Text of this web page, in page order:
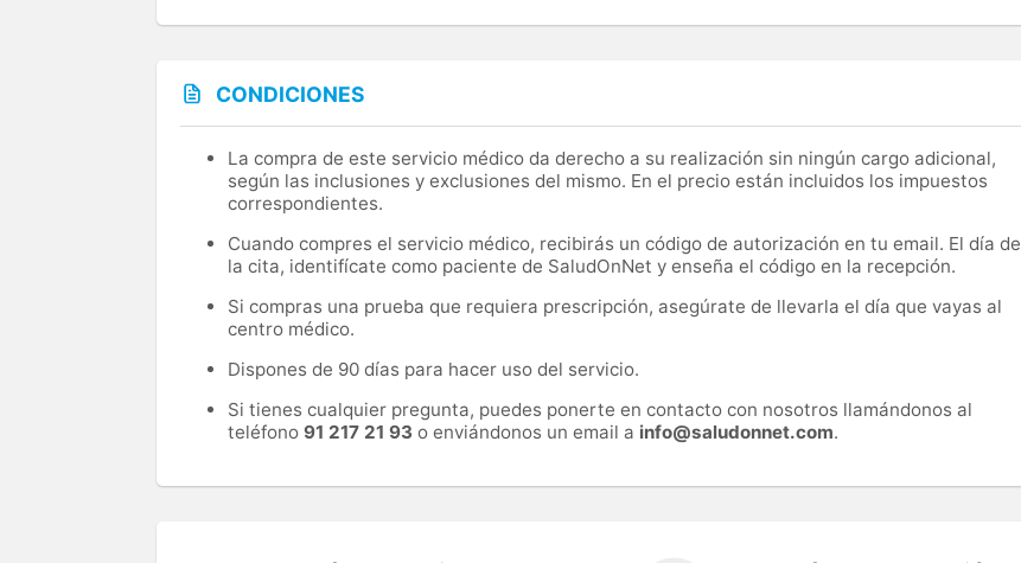
CONDICIONES
La compra de este servicio médico da derecho a su realización sin ningún cargo adicional,
según las inclusiones y exclusiones del mismo. En el precio están incluidos los impuestos
correspondientes.
Cuando compres el servicio médico, recibirás un código de autorización en tu email. El día de
la cita, identifícate como paciente de SaludOnNet y enseña el código en la recepción.
Si compras una prueba que requiera prescripción, asegúrate de llevarla el día que vayas al
centro médico.
Dispones de 90 días para hacer uso del servicio.
Si tienes cualquier pregunta, puedes ponerte en contacto con nosotros llamándonos al
teléfono 91 217 21 93 o enviándonos un email a info@saludonnet.com.